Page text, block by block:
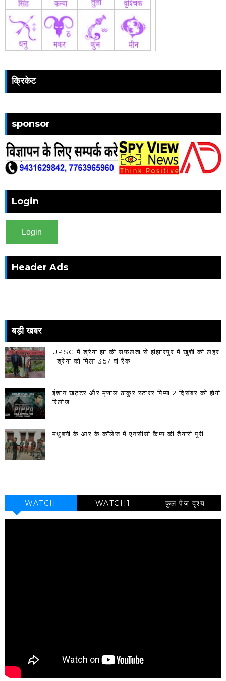
क्रिकेट
sponsor
Login
Login
Header Ads
बड़ी खबर
UPSC में श्रेया झा की सफलता से झंझारपुर में खुशी की लहर
: श्रेया को मिला 357 वां रैंक
ईशान खट्टर और मृणाल ठाकुर स्टारर पिप्पा 2 दिसंबर को होगी
रिलीज
मधुबनी के आर के.कॉलेज में एनसीसी कैम्प की तैयारी पूरी
WATCH WATCH1 कुल पेज दृश्य